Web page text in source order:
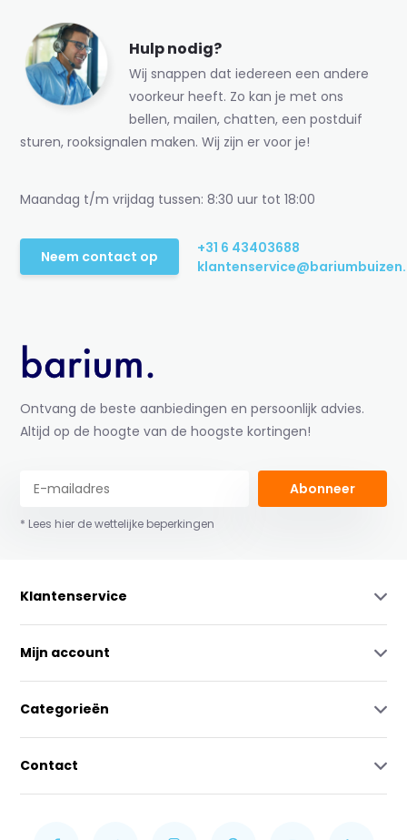
Hulp nodig?
Wij snappen dat iedereen een andere
voorkeur heeft. Zo kan je met ons
bellen, mailen, chatten, een postduif
sturen, rooksignalen maken. Wij zijn er voor je!
Maandag t/m vrijdag tussen: 8:30 uur tot 18:00
Neem contact op
+31 6 43403688
Ontvang de beste aanbiedingen en persoonlijk advies.
Altijd op de hoogte van de hoogste kortingen!
Abonneer
* Lees hier de wettelijke beperkingen
Klantenservice
Mijn account
Categorieën
Contact